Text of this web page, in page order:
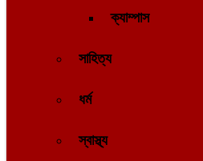
ক্যাম্পাস
সাহিত্য
ধর্ম
স্বাস্থ্য